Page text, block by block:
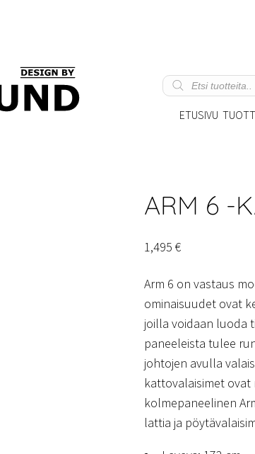
Products
search
ETUSIVU
ARM 6 -
1,495€
Arm 6 on vastaus
ominaisuudet ovat
joilla voidaan luoda
paneeleista tulee
johtojen avulla
kattovalaisimet ovat
kolmepaneelinen
lattia ja